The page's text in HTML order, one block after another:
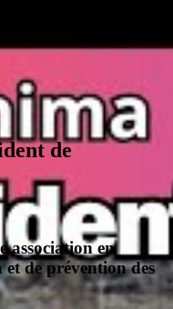
de
association en
et de prévention des